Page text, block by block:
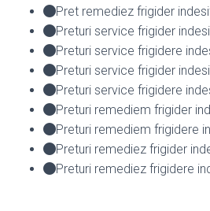
Pret remediez frigider
Preturi service frigider
Preturi service frigidere
Preturi service frigider
Preturi service frigidere
Preturi remediem frigider
Preturi remediem frigidere
Preturi remediez frigider
Preturi remediez frigidere